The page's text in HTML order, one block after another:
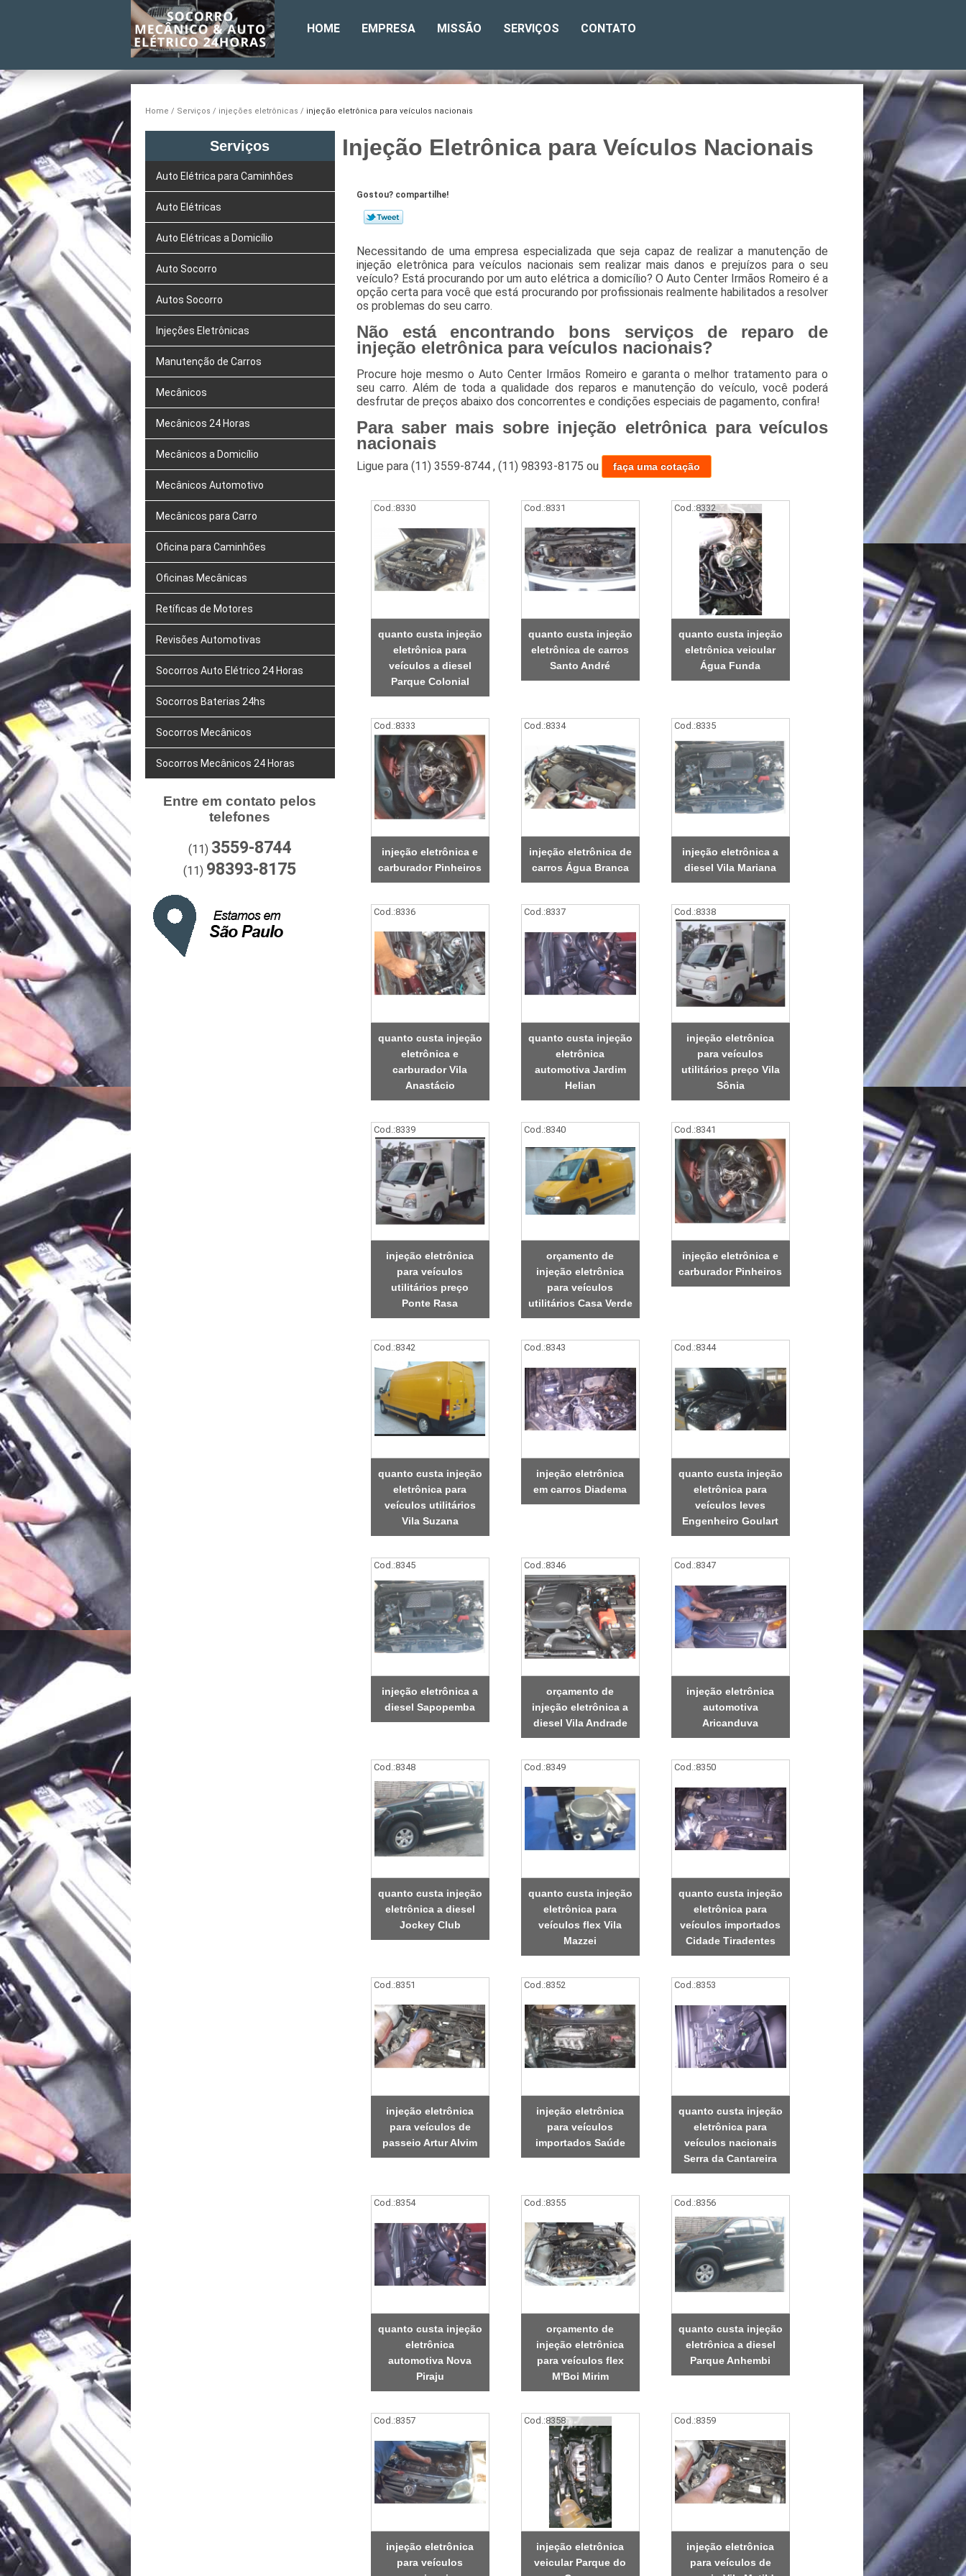
HOME EMPRESA MISSÃO SERVIÇOS CONTATO
Home Serviços injeções eletrônicas injeção eletrônica para veículos nacionais
Serviços
Auto Elétrica para Caminhões
Auto Elétricas
Auto Elétricas a Domicílio
Auto Socorro
Autos Socorro
Injeções Eletrônicas
Manutenção de Carros
Mecânicos
Mecânicos 24 Horas
Mecânicos a Domicílio
Mecânicos Automotivo
Mecânicos para Carro
Oficina para Caminhões
Oficinas Mecânicas
Retíficas de Motores
Revisões Automotivas
Socorros Auto Elétrico 24 Horas
Socorros Baterias 24hs
Socorros Mecânicos
Socorros Mecânicos 24 Horas
Entre em contato pelos
telefones
(11) 3559-8744
(11) 98393-8175
Injeção Eletrônica para Veículos Nacionais
Gostou? compartilhe!
Necessitando de uma empresa especializada que seja capaz de realizar a manutenção de
injeção eletrônica para veículos nacionais sem realizar mais danos e prejuízos para o seu
veículo? Está procurando por um auto elétrica a domicílio? O Auto Center Irmãos Romeiro é a
opção certa para você que está procurando por profissionais realmente habilitados a resolver
os problemas do seu carro.
Não está encontrando bons serviços de reparo de
injeção eletrônica para veículos nacionais?
Procure hoje mesmo o Auto Center Irmãos Romeiro e garanta o melhor tratamento para o
seu carro. Além de toda a qualidade dos reparos e manutenção do veículo, você poderá
desfrutar de preços abaixo dos concorrentes e condições especiais de pagamento, confira!
Para saber mais sobre injeção eletrônica para veículos
nacionais
Ligue para (11) 3559-8744, (11) 98393-8175 ou faça uma cotação
Cod.:8330
quanto custa injeção
eletrônica para
veículos a diesel
Parque Colonial
Cod.:8331
quanto custa injeção
eletrônica de carros
Santo André
Cod.:8332
quanto custa injeção
eletrônica veicular
Água Funda
Cod.:8333
injeção eletrônica e
carburador Pinheiros
Cod.:8334
injeção eletrônica de
carros Água Branca
Cod.:8335
injeção eletrônica a
diesel Vila Mariana
Cod.:8336
quanto custa injeção
eletrônica e
carburador Vila
Anastácio
Cod.:8337
quanto custa injeção
eletrônica
automotiva Jardim
Helian
Cod.:8338
injeção eletrônica
para veículos
utilitários preço Vila
Sônia
Cod.:8339
injeção eletrônica
para veículos
utilitários preço
Ponte Rasa
Cod.:8340
orçamento de
injeção eletrônica
para veículos
utilitários Casa Verde
Cod.:8341
injeção eletrônica e
carburador Pinheiros
Cod.:8342
quanto custa injeção
eletrônica para
veículos utilitários
Vila Suzana
Cod.:8343
injeção eletrônica
em carros Diadema
Cod.:8344
quanto custa injeção
eletrônica para
veículos leves
Engenheiro Goulart
Cod.:8345
injeção eletrônica a
diesel Sapopemba
Cod.:8346
orçamento de
injeção eletrônica a
diesel Vila Andrade
Cod.:8347
injeção eletrônica
automotiva
Aricanduva
Cod.:8348
quanto custa injeção
eletrônica a diesel
Jockey Club
Cod.:8349
quanto custa injeção
eletrônica para
veículos flex Vila
Mazzei
Cod.:8350
quanto custa injeção
eletrônica para
veículos importados
Cidade Tiradentes
Cod.:8351
injeção eletrônica
para veículos de
passeio Artur Alvim
Cod.:8352
injeção eletrônica
para veículos
importados Saúde
Cod.:8353
quanto custa injeção
eletrônica para
veículos nacionais
Serra da Cantareira
Cod.:8354
quanto custa injeção
eletrônica
automotiva Nova
Piraju
Cod.:8355
orçamento de
injeção eletrônica
para veículos flex
M'Boi Mirim
Cod.:8356
quanto custa injeção
eletrônica a diesel
Parque Anhembi
Cod.:8357
injeção eletrônica
para veículos
Cod.:8358
injeção eletrônica
veicular Parque do
Cod.:8359
injeção eletrônica
para veículos de